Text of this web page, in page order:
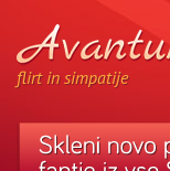
flirt in simpatije